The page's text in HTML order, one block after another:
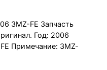
3MZ-FE Запчасть
Год: 2006
Примечание: 3MZ-